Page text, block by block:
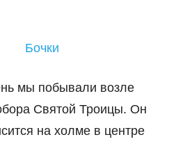
мы побывали возле
Святой Троицы. Он
на холме в центре